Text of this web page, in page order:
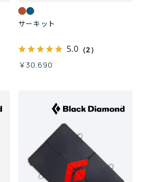
サーキット
5.0 （2）
￥30,690